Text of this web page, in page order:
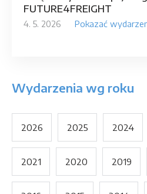
FUTURE4FREIGHT
4. 5. 2026 Pokazać
Wydarzenia wg roku
2026 2025 2024
2021 2020 2019